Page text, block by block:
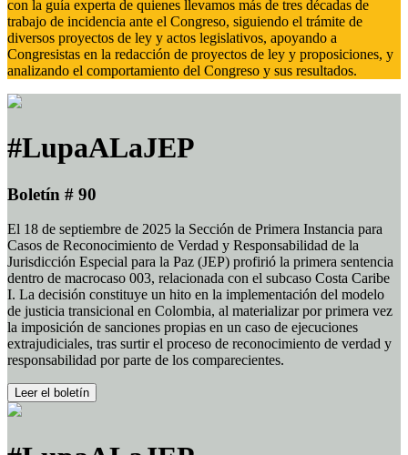
con la guía experta de quienes llevamos más de tres décadas de
trabajo de incidencia ante el Congreso, siguiendo el trámite de
diversos proyectos de ley y actos legislativos, apoyando a
Congresistas en la redacción de proyectos de ley y proposiciones, y
analizando el comportamiento del Congreso y sus resultados.
#LupaALaJEP
Boletín # 90
El 18 de septiembre de 2025 la Sección de Primera Instancia para
Casos de Reconocimiento de Verdad y Responsabilidad de la
Jurisdicción Especial para la Paz (JEP) profirió la primera sentencia
dentro de macrocaso 003, relacionada con el subcaso Costa Caribe
I. La decisión constituye un hito en la implementación del modelo
de justicia transicional en Colombia, al materializar por primera vez
la imposición de sanciones propias en un caso de ejecuciones
extrajudiciales, tras surtir el proceso de reconocimiento de verdad y
responsabilidad por parte de los comparecientes.
Leer el boletín